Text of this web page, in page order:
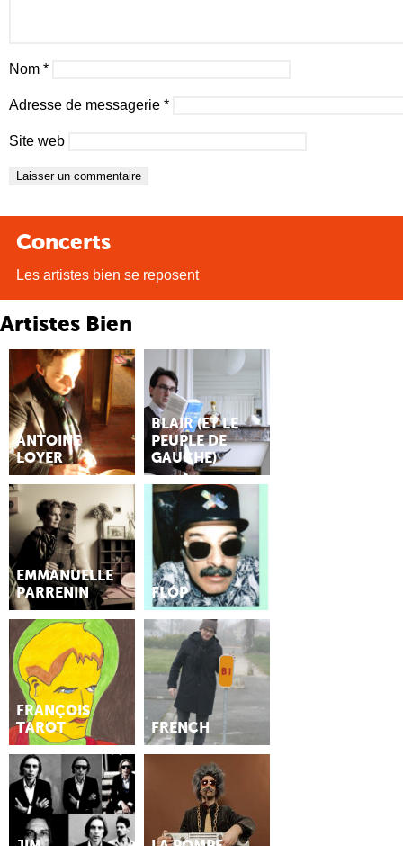
Nom *
Adresse de messagerie *
Site web
Concerts
Les artistes bien se reposent
Artistes Bien
ANTOINE
LOYER
BLAIR (ET LE
PEUPLE DE
GAUCHE)
EMMANUELLE
PARRENIN
FLÓP
FRANÇOIS
TAROT
FRENCH